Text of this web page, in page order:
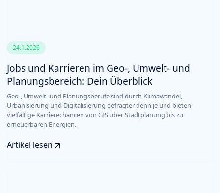
24.1.2026
Jobs und Karrieren im Geo-, Umwelt- und
Planungsbereich: Dein Überblick
Geo-, Umwelt- und Planungsberufe sind durch Klimawandel,
Urbanisierung und Digitalisierung gefragter denn je und bieten
vielfältige Karrierechancen von GIS über Stadtplanung bis zu
erneuerbaren Energien.
Artikel lesen